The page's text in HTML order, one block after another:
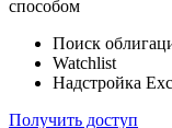
Отслеживайте свой
способом
Поиск